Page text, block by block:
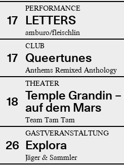
17
PERFORMANCE
LETTERS
amburo/fleischlin
17
CLUB
Queertunes
Anthems Remixed Anthology
18
THEATER
Temple Grandin
auf dem Mars
Team Tam Tam
26
GASTVERANSTALTUNG
Explora
Jäger & Sammler